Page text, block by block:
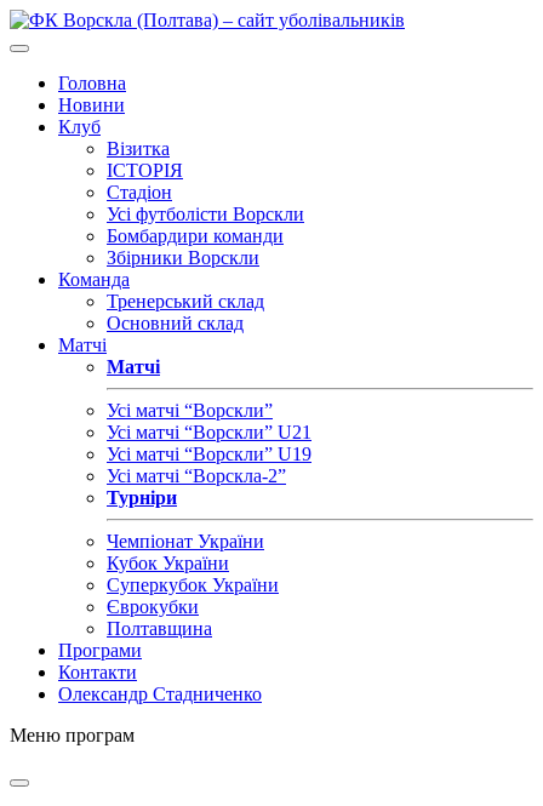
Головна
Новини
Клуб
Візитка
ІСТОРІЯ
Стадіон
Усі футболісти Ворскли
Бомбардири команди
Збірники Ворскли
Команда
Тренерський склад
Основний склад
Матчі
Матчі
Усі матчі “Ворскли”
Усі матчі “Ворскли” U21
Усі матчі “Ворскли” U19
Усі матчі “Ворскла-2”
Турніри
Чемпіонат України
Кубок України
Суперкубок України
Єврокубки
Полтавщина
Програми
Контакти
Олександр Стадниченко
Меню програм